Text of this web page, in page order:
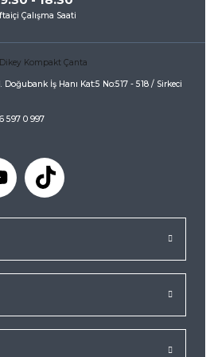
Çalışma Saati
İş Hanı Kat:5 No:517 - 518 / Sirkeci
597 0 997